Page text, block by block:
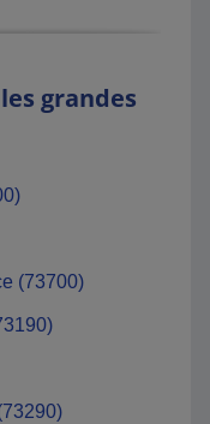
grandes
(73700)